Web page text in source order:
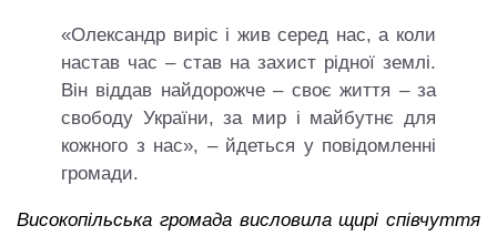
«Олександр виріс і жив серед нас, а коли
настав час – став на захист рідної землі.
Він віддав найдорожче – своє життя – за
свободу України, за мир і майбутнє для
кожного з нас», – йдеться у повідомленні
громади.
Високопільська громада висловила щирі співчуття